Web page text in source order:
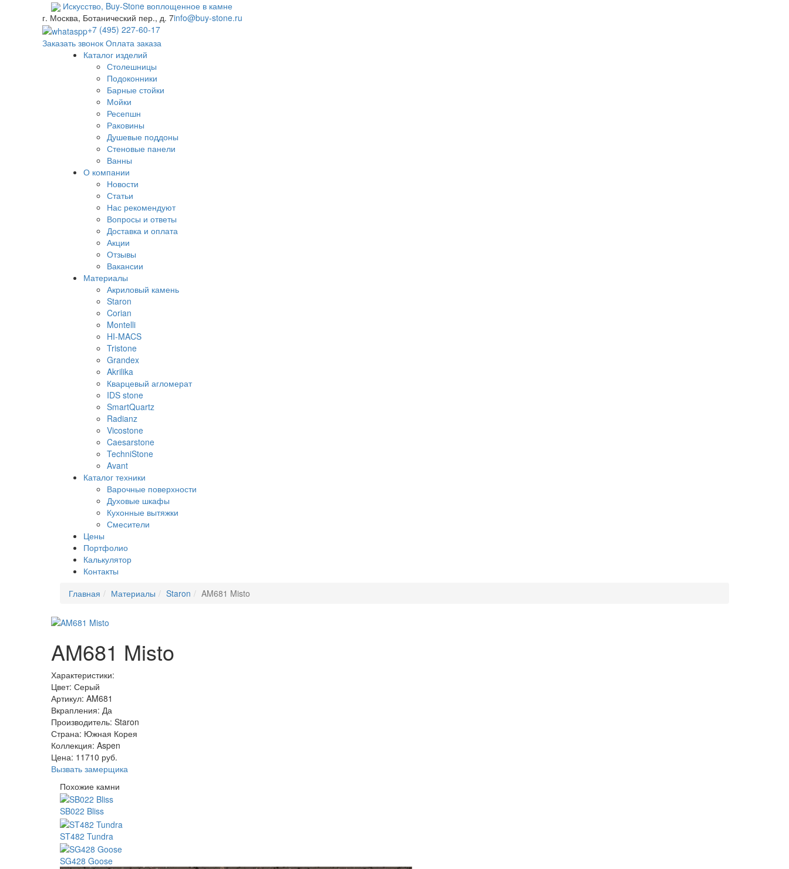
Искусство, Buy-Stone воплощенное в камне
г. Москва, Ботанический пер., д. 7info@buy-stone.ru
+7 (495) 227-60-17
Заказать звонок Оплата заказа
Каталог изделий
Столешницы
Подоконники
Барные стойки
Мойки
Ресепшн
Раковины
Душевые поддоны
Стеновые панели
Ванны
О компании
Новости
Статьи
Нас рекомендуют
Вопросы и ответы
Доставка и оплата
Акции
Отзывы
Вакансии
Материалы
Акриловый камень
Staron
Corian
Montelli
HI-MACS
Tristone
Grandex
Akrilika
Кварцевый агломерат
IDS stone
SmartQuartz
Radianz
Vicostone
Caesarstone
TechniStone
Avant
Каталог техники
Варочные поверхности
Духовые шкафы
Кухонные вытяжки
Смесители
Цены
Портфолио
Калькулятор
Контакты
Главная
Материалы Staron AM681 Misto
AM681 Misto
Характеристики:
Цвет: Серый
Артикул: AM681
Вкрапления: Да
Производитель: Staron
Страна: Южная Корея
Коллекция: Aspen
Цена: 11710 руб.
Вызвать замерщика
Похожие камни
SB022 Bliss
ST482 Tundra
SG428 Goose